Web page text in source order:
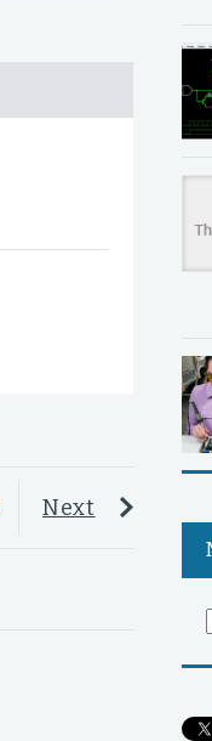
Next